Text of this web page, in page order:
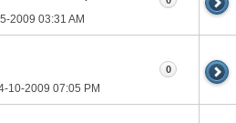
2009 03:31 AM
10-2009 07:05 PM
0